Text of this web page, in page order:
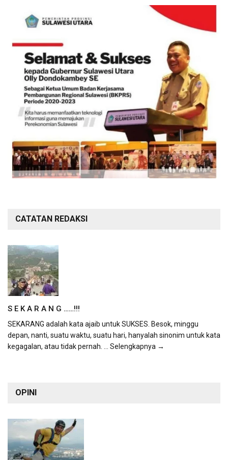
CATATAN REDAKSI
S E K A R A N G ……!!!
SEKARANG adalah kata ajaib untuk SUKSES. Besok, minggu
depan, nanti, suatu waktu, suatu hari, hanyalah sinonim untuk kata
kegagalan, atau tidak pernah.
... Selengkapnya →
OPINI